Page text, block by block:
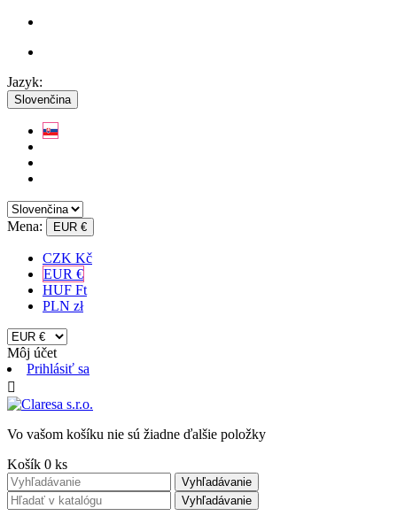
Jazyk:
Slovenčina
Mena: EUR €
CZK Kč
EUR €
HUF Ft
PLN zł
Môj účet
Prihlásiť sa

Vo vašom košíku nie sú žiadne ďalšie položky
Košík 0 ks
Vyhľadávanie
Vyhľadávanie